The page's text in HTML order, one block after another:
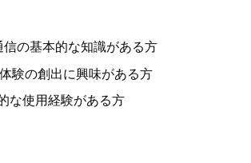
の基本的な知識がある方
験の創出に興味がある方
な使用経験がある方